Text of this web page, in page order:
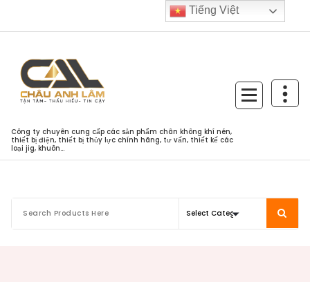
Công ty chuyên cung cấp các sản phẩm chân không khí nén,
thiết bị điện, thiết bị thủy lực chính hãng, tư vấn, thiết kế các
loại jig, khuôn...
Tiếng Việt